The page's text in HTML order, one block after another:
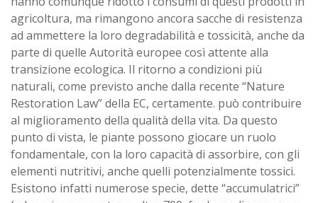
agricoltura, ma rimangono ancora sacche di resistenza
ad ammettere la loro degradabilità e tossicità, anche da
parte di quelle Autorità europee così attente alla
transizione ecologica. Il ritorno a condizioni più
naturali, come previsto anche dalla recente “Nature
Restoration Law” della EC, certamente. può contribuire
al miglioramento della qualità della vita. Da questo
punto di vista, le piante possono giocare un ruolo
fondamentale, con la loro capacità di assorbire, con gli
elementi nutritivi, anche quelli potenzialmente tossici.
Esistono infatti numerose specie, dette “accumulatrici”